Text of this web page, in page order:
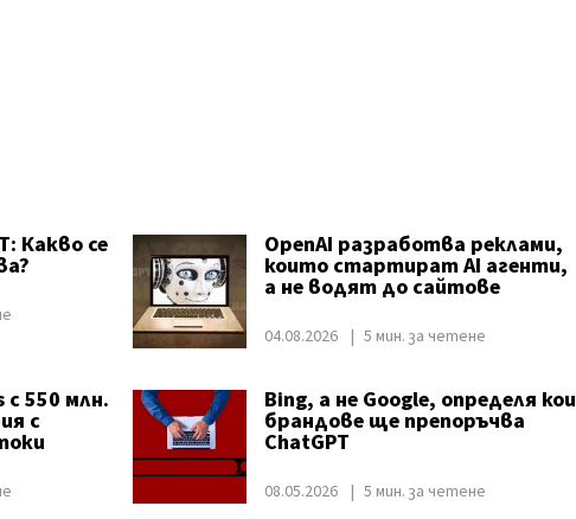
Какво се OpenAI разработва реклами,
които стартират AI агенти,
а не водят до сайтове
04.08.2026 5 мин. за четене
с 550 млн.
с
Bing, а не Google, определя кои
брандове ще препоръчва
ChatGPT
08.05.2026 5 мин. за четене